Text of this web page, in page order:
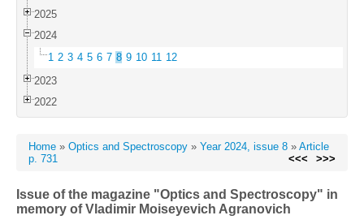
2025
2024
1 2 3 4 5 6 7 8 9 10 11 12
2023
2022
Home » Optics and Spectroscopy » Year 2024, issue 8 » Article
p. 731
<<< >>>
Issue of the magazine "Optics and Spectroscopy" in
memory of Vladimir Moiseyevich Agranovich